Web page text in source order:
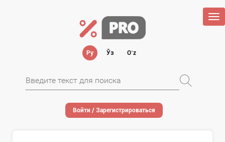
Ру Ўз Oʻz
Войти / Зарегистрироваться